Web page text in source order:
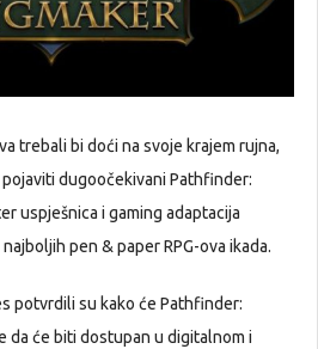
trebali bi doći na svoje krajem rujna,
dugoočekivani Pathfinder:
uspješnica i gaming adaptacija
pen & paper RPG-ova ikada.
potvrdili su kako će Pathfinder:
da će biti dostupan u digitalnom i